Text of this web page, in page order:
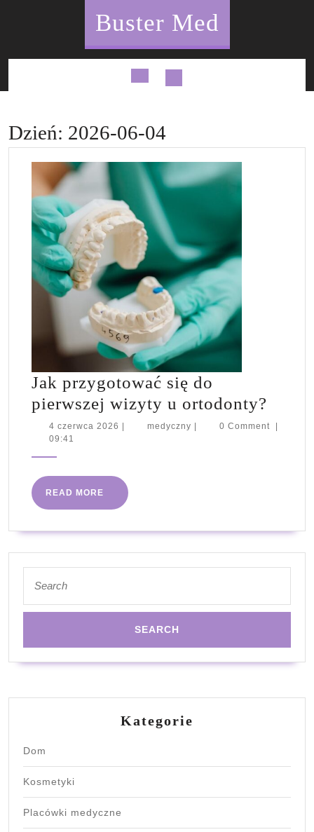
Buster Med
Open
Dzień: 2026-06-04
Jak przygotować się do
pierwszej wizyty u ortodonty?
u
4 czerwca 2026 4
medyczny medyczny0 Comment
09:41
READ MORE
READ
MORE
for:
Kategorie
Dom
Kosmetyki
Placówki medyczne